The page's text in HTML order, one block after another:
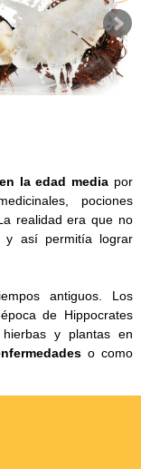
la edad media por
pociones
realidad era que no
y así permitía lograr
antiguos. Los
de Hippocrates
y plantas en
o como